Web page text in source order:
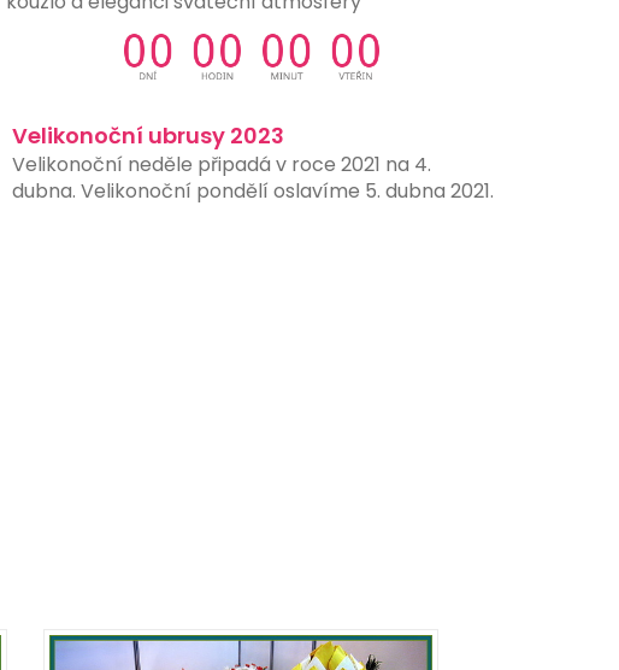
Velikonoční ubrusy 2023
Velikonoční neděle připadá v roce 2021 na 4.
dubna. Velikonoční pondělí oslavíme 5. dubna 2021.